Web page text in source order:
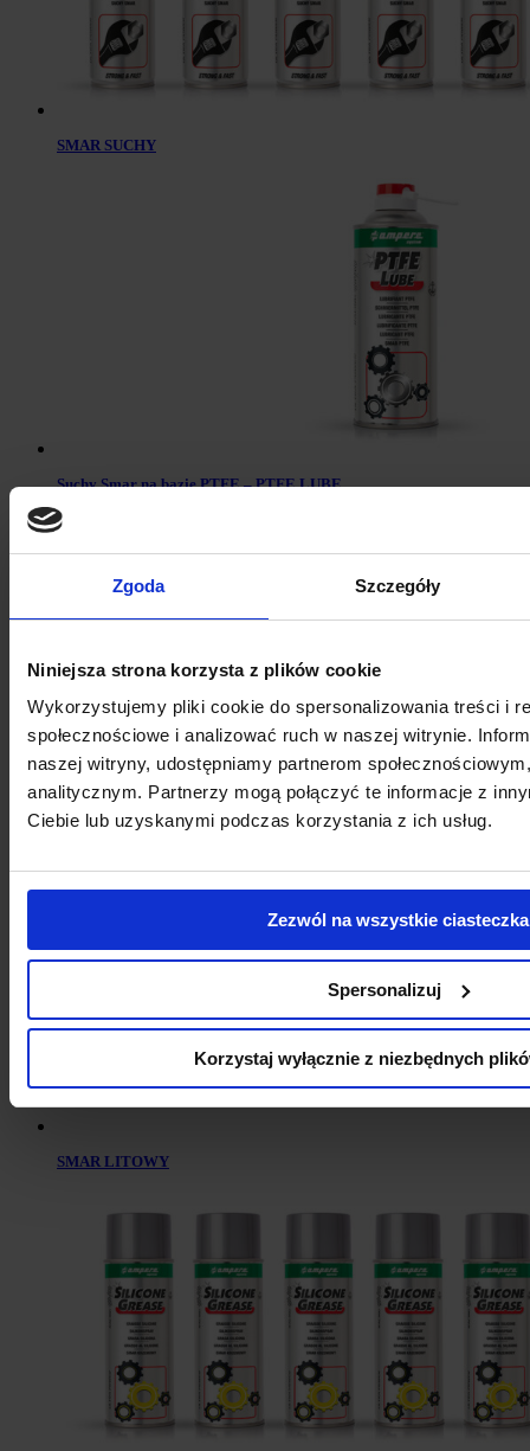
Zgoda Szczegóły
Niniejsza strona korzysta z plików cookie
Wykorzystujemy pliki cookie do spersonalizowania treści i
społecznościowe i analizować ruch w naszej witrynie.
naszej witryny, udostępniamy partnerom
analitycznym. Partnerzy mogą połączyć te informacje z
Ciebie lub uzyskanymi podczas korzystania z ich usług.
Zezwól na wszystkie ciasteczka
Spersonalizuj
Korzystaj wyłącznie z niezbędnych
SMAR SUCHY
Suchy Smar na bazie PTFE – PTFE LUBE
SMAR MoS2
SMAR LITOWY